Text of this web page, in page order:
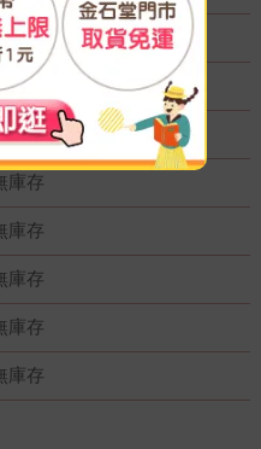
庫存
庫存
庫存
庫存
庫存
庫存
庫存
庫存